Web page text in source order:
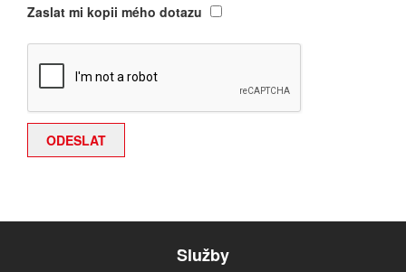
Zaslat mi kopii mého dotazu
Služby